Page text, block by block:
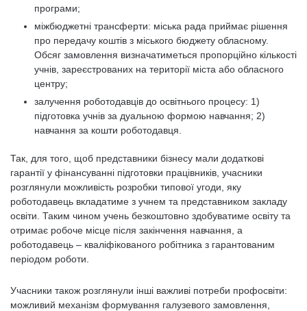
програми;
міжбюджетні трансферти: міська рада приймає рішення
про передачу коштів з міського бюджету обласному.
Обсяг замовлення визначатиметься пропорційно кількості
учнів, зареєстрованих на території міста або обласного
центру;
залучення роботодавців до освітнього процесу: 1)
підготовка учнів за дуальною формою навчання; 2)
навчання за кошти роботодавця.
Так, для того, щоб представники бізнесу мали додаткові
гарантії у фінансуванні підготовки працівників, учасники
розглянули можливість розробки типової угоди, яку
роботодавець вкладатиме з учнем та представником закладу
освіти. Таким чином учень безкоштовно здобуватиме освіту та
отримає робоче місце після закінчення навчання, а
роботодавець – кваліфікованого робітника з гарантованим
періодом роботи.
Учасники також розглянули інші важливі потреби профосвіти:
можливий механізм формування галузевого замовлення,